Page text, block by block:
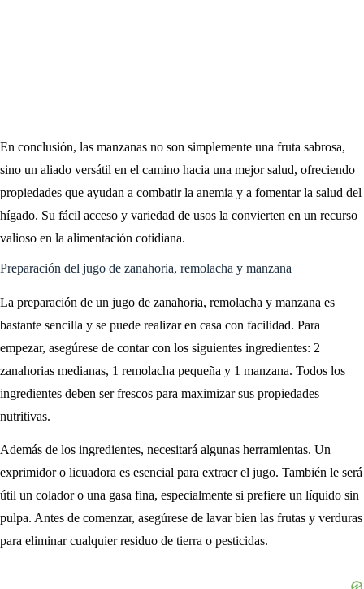
En conclusión, las manzanas no son simplemente una fruta sabrosa,
sino un aliado versátil en el camino hacia una mejor salud, ofreciendo
propiedades que ayudan a combatir la anemia y a fomentar la salud del
hígado. Su fácil acceso y variedad de usos la convierten en un recurso
valioso en la alimentación cotidiana.
Preparación del jugo de zanahoria, remolacha y manzana
La preparación de un jugo de zanahoria, remolacha y manzana es
bastante sencilla y se puede realizar en casa con facilidad. Para
empezar, asegúrese de contar con los siguientes ingredientes: 2
zanahorias medianas, 1 remolacha pequeña y 1 manzana. Todos los
ingredientes deben ser frescos para maximizar sus propiedades
nutritivas.
Además de los ingredientes, necesitará algunas herramientas. Un
exprimidor o licuadora es esencial para extraer el jugo. También le será
útil un colador o una gasa fina, especialmente si prefiere un líquido sin
pulpa. Antes de comenzar, asegúrese de lavar bien las frutas y verduras
para eliminar cualquier residuo de tierra o pesticidas.